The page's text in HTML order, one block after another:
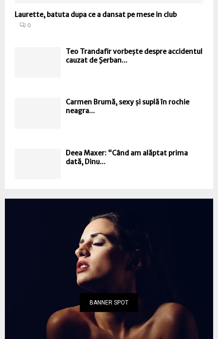
Laurette, batuta dupa ce a dansat pe mese in club
0
Teo Trandafir vorbește despre accidentul
cauzat de Şerban...
Carmen Brumă, sexy și suplă în rochie
neagra...
Deea Maxer: “Când am alăptat prima
dată, Dinu...
BANNER SPOT